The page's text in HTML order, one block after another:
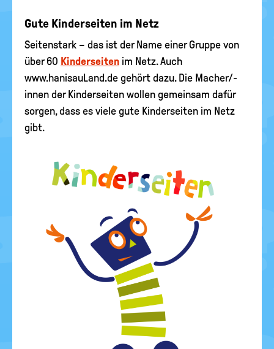
Gute Kinderseiten im Netz
Seitenstark – das ist der Name einer Gruppe von
über 60 Kinderseiten im Netz. Auch
www.hanisauLand.de gehört dazu. Die Macher/-
innen der Kinderseiten wollen gemeinsam dafür
sorgen, dass es viele gute Kinderseiten im Netz
gibt.